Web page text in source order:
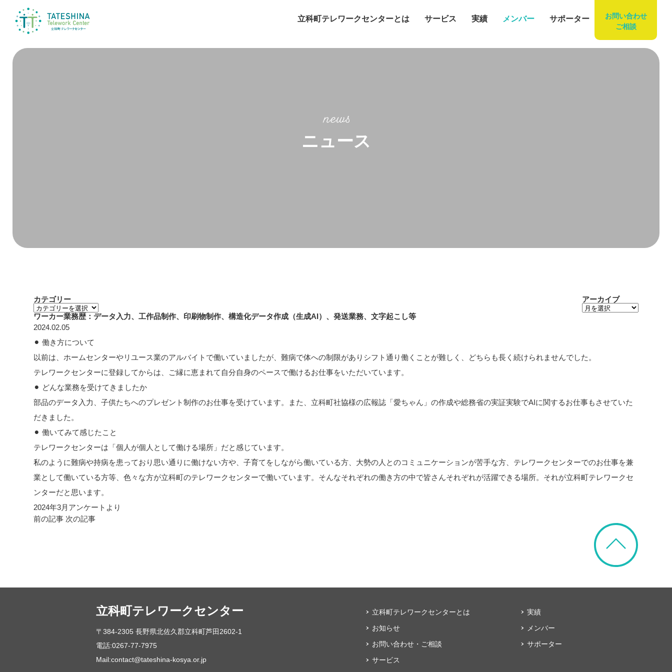
お問い合わせ
ご相談
立科町テレワークセンターとは サービス 実績 メンバー サポーター
ニュース
カテゴリー
カ
テ
ゴ
リ
アーカイブ
ア
ー
ワーカー業務歴：データ入力、工作品制作、印刷物制作、構造化データ作成（生成AI）、発送業務、文字起こし等
2024.02.05
⚫︎ 働き方について
以前は、ホームセンターやリユース業のアルバイトで働いていましたが、難病で体への制限がありシフト通り働くことが難しく、どちらも長く続けられませんでした。
テレワークセンターに登録してからは、ご縁に恵まれて自分自身のペースで働けるお仕事をいただいています。
⚫︎ どんな業務を受けてきましたか
部品のデータ入力、子供たちへのプレゼント制作のお仕事を受けています。また、立科町社協様の広報誌「愛ちゃん」の作成や総務省の実証実験でAIに関するお仕事もさせていた
だきました。
⚫︎ 働いてみて感じたこと
テレワークセンターは「個人が個人として働ける場所」だと感じています。
私のように難病や持病を患っており思い通りに働けない方や、子育てをしながら働いている方、大勢の人とのコミュニケーションが苦手な方、テレワークセンターでのお仕事を兼
業として働いている方等、色々な方が立科町のテレワークセンターで働いています。そんなそれぞれの働き方の中で皆さんそれぞれが活躍できる場所。それが立科町テレワークセ
ンターだと思います。
2024年3月アンケートより
前の記事 次の記事
立科町テレワークセンター
〒384-2305 長野県北佐久郡立科町芦田2602-1
電話:0267-77-7975
Mail:contact@tateshina-kosya.or.jp
立科町テレワークセンターとは
実績
お知らせ
メンバー
お問い合わせ・ご相談
サポーター
サービス